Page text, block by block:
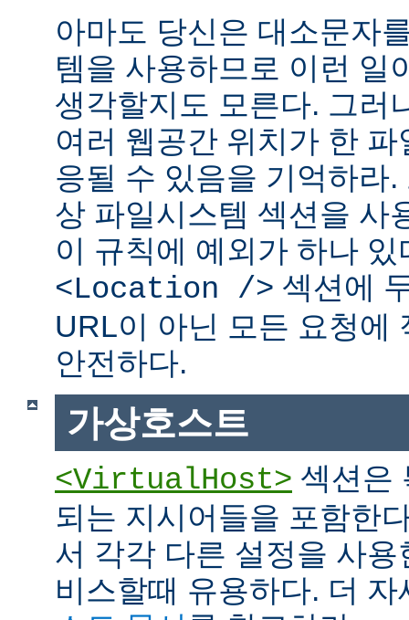
아마도 당신은 대소문자
템을 사용하므로 이런 일
생각할지도 모른다. 그러
여러 웹공간 위치가 한
응될 수 있음을 기억하라
상 파일시스템 섹션을 사
이 규칙에 예외가 하나
<Location /> 섹션에
URL이 아닌 모든 요청에
안전하다.
가상호스트
<VirtualHost> 섹션은
되는 지시어들을 포함한
서 각각 다른 설정을 사
비스할때 유용하다. 더